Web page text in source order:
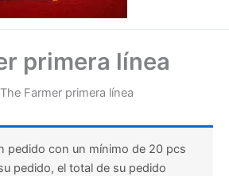
primera línea
The Farmer primera línea
pedido con un mínimo de 20 pcs
pedido, el total de su pedido